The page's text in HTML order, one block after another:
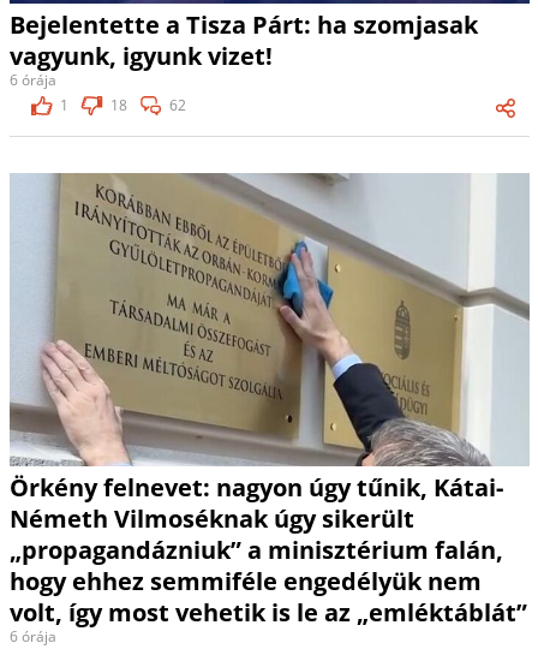
Bejelentette a Tisza Párt: ha szomjasak
vagyunk, igyunk vizet!
6 órája
1
18 62
Örkény felnevet: nagyon úgy tűnik, Kátai-
Németh Vilmoséknak úgy sikerült
„propagandázniuk” a minisztérium falán,
hogy ehhez semmiféle engedélyük nem
volt, így most vehetik is le az „emléktáblát”
6 órája